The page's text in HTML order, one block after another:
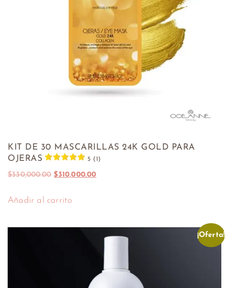
KIT DE 30 MASCARILLAS 24K GOLD PARA
OJERAS
5 (1)
$330,000.00 $310,000.00
Añadir al carrito
¡Oferta!